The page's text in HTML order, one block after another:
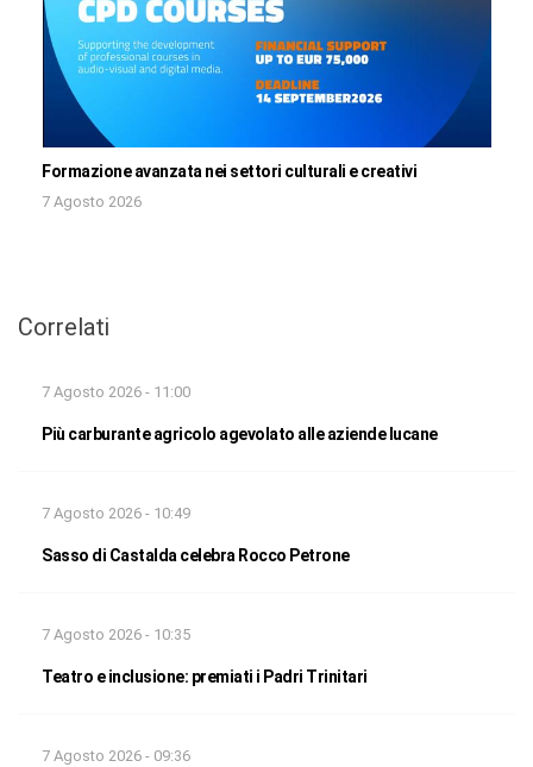
Formazione avanzata nei settori culturali e creativi
7 Agosto 2026
Correlati
7 Agosto 2026 - 11:00
Più carburante agricolo agevolato alle aziende lucane
7 Agosto 2026 - 10:49
Sasso di Castalda celebra Rocco Petrone
7 Agosto 2026 - 10:35
Teatro e inclusione: premiati i Padri Trinitari
7 Agosto 2026 - 09:36